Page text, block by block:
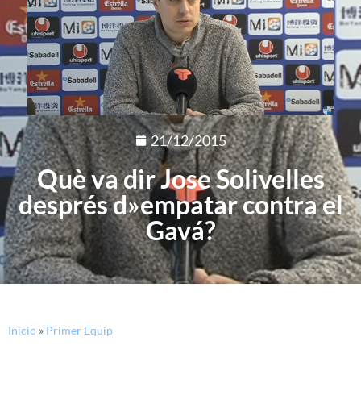
21/12/2015
Què va dir Jose Solivelles
després d»empatar contra el
Gavá?
Inicio » Primer Equip